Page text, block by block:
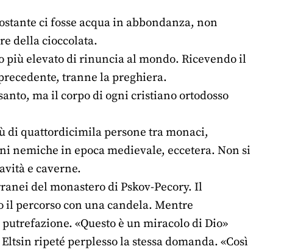
ci fosse acqua in abbondanza, non
della cioccolata.
più elevato di rinuncia al mondo. Ricevendo il
tranne la preghiera.
ma il corpo di ogni cristiano ortodosso
di quattordicimila persone tra monaci,
nemiche in epoca medievale, eccetera. Non si
e caverne.
del monastero di Pskov-Pecory. Il
percorso con una candela. Mentre
«Questo è un miracolo di Dio»
ripeté perplesso la stessa domanda. «Così